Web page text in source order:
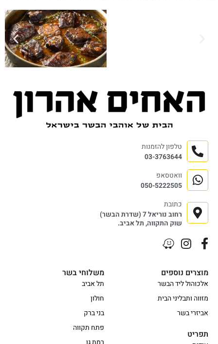
משלוחי בשר
תל אביב
חולון
בני ברק
פתח תקווה
מוצרים נוספים
אלכוהול ליד הבשר
מזווה ותבליני הבית
אביזרי בשר
תפריט
טלפון להזמנות
03-3763644
וואטסאפ
050-5222505
כתובת
רחוב נוריאל 7 (שדרת הבשר)
שוק התקווה, תל אביב.